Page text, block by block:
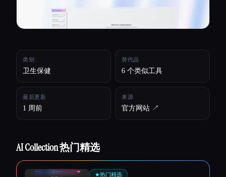
Esc
类别
卫生保健
替代品
6 个类似工具
最后更新
1 周前
来源
官方网站 ↗︎
AI Collection 热门精选
★热门精选